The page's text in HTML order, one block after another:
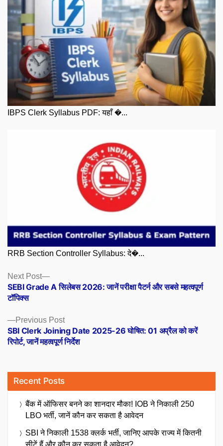
IBPS Clerk Syllabus PDF: यहाँ �...
RRB Section Controller Syllabus: दे�...
Posts
navigation
Previous PostPrevious
post:
SBI Clerk Joining Date 2025-26 घोषित: 01 अप्रैल को करें
रिपोर्ट, जानें महत्वपूर्ण निर्देश
Next Post
Next
post:
SEBI Grade A सिलेबस 2026: जानें परीक्षा पैटर्न और सबसे महत्वपूर्ण
टॉपिक्स
Recent Posts
बैंक में ऑफिसर बनने का शानदार मौका! IOB ने निकाली 250
LBO भर्ती, जानें कौन कर सकता है आवेदन
SBI ने निकाली 1538 क्लर्क भर्ती, जानिए आपके राज्य में कितनी
सीटें हैं और कौन कर सकता है आवेदन?